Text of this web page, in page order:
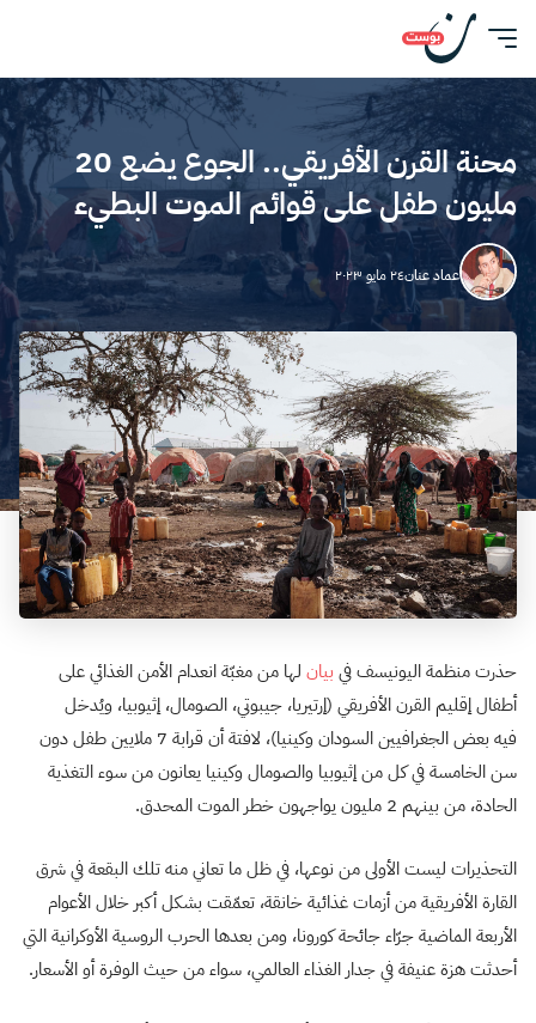
محنة القرن الأفريقي.. الجوع يضع 20
مليون طفل على قوائم الموت البطيء
عماد عنان٢٤ مايو ٢٠٢٣
حذرت منظمة اليونيسف في بيان لها من مغبّة انعدام الأمن الغذائي على
أطفال إقليم القرن الأفريقي (إرتيريا، جيبوتي، الصومال، إثيوبيا، ويُدخل
فيه بعض الجغرافيين السودان وكينيا)، لافتة أن قرابة 7 ملايين طفل دون
سن الخامسة في كل من إثيوبيا والصومال وكينيا يعانون من سوء التغذية
الحادة، من بينهم 2 مليون يواجهون خطر الموت المحدق.
التحذيرات ليست الأولى من نوعها، في ظل ما تعاني منه تلك البقعة في شرق
القارة الأفريقية من أزمات غذائية خانقة، تعمّقت بشكل أكبر خلال الأعوام
الأربعة الماضية جرّاء جائحة كورونا، ومن بعدها الحرب الروسية الأوكرانية التي
أحدثت هزة عنيفة في جدار الغذاء العالمي، سواء من حيث الوفرة أو الأسعار.